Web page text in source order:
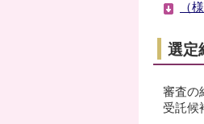
（
選定
審査の
受託候